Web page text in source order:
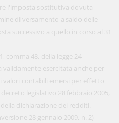
l'imposta sostitutiva dovuta
di versamento a saldo delle
successivo a quello in corso al 31
comma 48, della legge 24
validamente esercitata anche per
valori contabili emersi per effetto
legislativo 28 febbraio 2005,
dichiarazione dei redditi.
28 gennaio 2009, n. 2)